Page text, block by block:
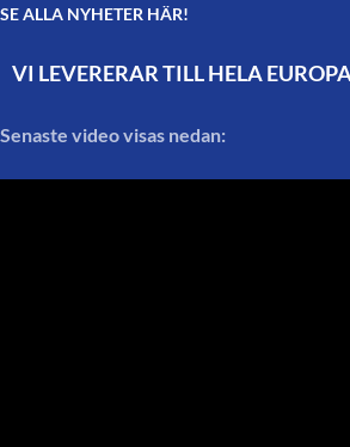
SE ALLA NYHETER HÄR!
VI LEVERERAR TILL HELA
Senaste video visas nedan: